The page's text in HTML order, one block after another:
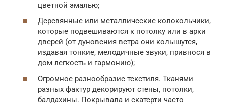
цветной эмалью;
Деревянные или металлические колокольчики,
которые подвешиваются к потолку или в арки
дверей (от дуновения ветра они колышутся,
издавая тонкие, мелодичные звуки, привнося в
дом легкость и гармонию);
Огромное разнообразие текстиля. Тканями
разных фактур декорируют стены, потолки,
балдахины. Покрывала и скатерти часто